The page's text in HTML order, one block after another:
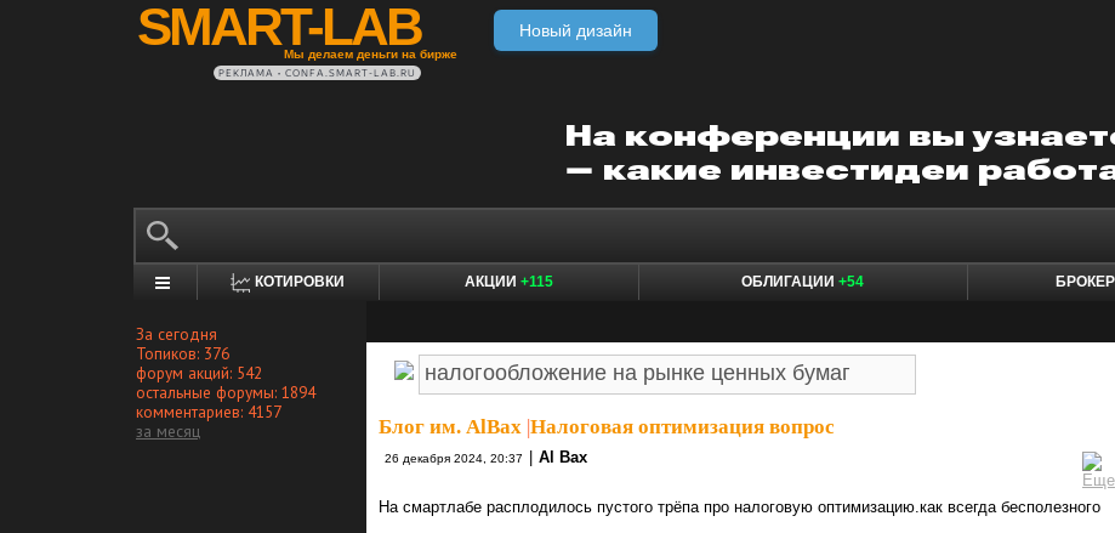
SMART-LAB
Мы делаем деньги на бирже
Новый дизайн
РЕКЛАМА • CONFA.SMART-LAB.RU
КОТИРОВКИ АКЦИИ +115 ОБЛИГАЦИИ +54
За сегодня
Топиков: 376
форум акций: 542
остальные форумы: 1894
комментариев: 4157
за месяц
Блог им. AlBax Налоговая оптимизация вопрос
26 декабря 2024, 20:37 Al Bax
На смартлабе расплодилось пустого трёпа про налоговую оптимизацию.как всегда бесполезного